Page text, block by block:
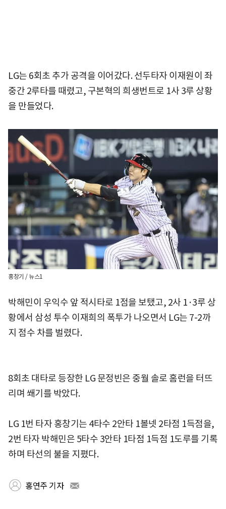
LG는 6회초 추가 공격을 이어갔다. 선두타자 이재원이 좌
중간 2루타를 때렸고, 구본혁의 희생번트로 1사 3루 상황
을 만들었다.
홍창기 / 뉴스1
박해민이 우익수 앞 적시타로 1점을 보탰고, 2사 1·3루 상
황에서 삼성 투수 이재희의 폭투가 나오면서 LG는 7-2까
지 점수 차를 벌렸다.
8회초 대타로 등장한 LG 문정빈은 중월 솔로 홈런을 터뜨
리며 쐐기를 박았다.
LG 1번 타자 홍창기는 4타수 2안타 1볼넷 2타점 1득점을,
2번 타자 박해민은 5타수 3안타 1타점 1득점 1도루를 기록
하며 타선의 불을 지폈다.
홍연주 기자